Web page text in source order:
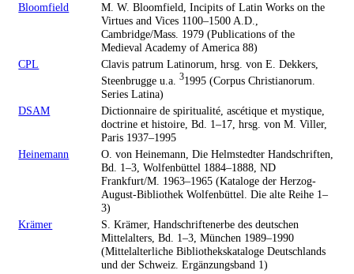
Bloomfield
M. W. Bloomfield, Incipits of Latin Works on the
Virtues and Vices 1100–1500 A.D.,
Cambridge/Mass. 1979 (Publications of the
Medieval Academy of America 88)
CPL
Clavis patrum Latinorum, hrsg. von E. Dekkers,
Steenbrugge u.a.31995 (Corpus Christianorum.
Series Latina)
DSAM
Dictionnaire de spiritualité, ascétique et mystique,
doctrine et histoire, Bd. 1–17, hrsg. von M. Viller,
Paris 1937–1995
Heinemann
O. von Heinemann, Die Helmstedter Handschriften,
Bd. 1–3, Wolfenbüttel 1884–1888, ND
Frankfurt/M. 1963–1965 (Kataloge der Herzog-
August-Bibliothek Wolfenbüttel. Die alte Reihe 1–
3)
Krämer
S. Krämer, Handschriftenerbe des deutschen
Mittelalters, Bd. 1–3, München 1989–1990
(Mittelalterliche Bibliothekskataloge Deutschlands
und der Schweiz. Ergänzungsband 1)